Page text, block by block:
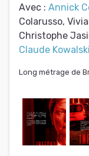
Avec : Annick
Colarusso,
Christophe
Claude Kowalski
Long métrage de